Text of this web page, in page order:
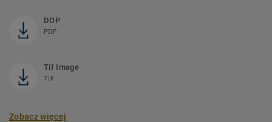
DOP
PDF
Tif Image
TIF
Zobacz więcej